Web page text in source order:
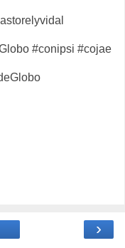
#conipsi #cojae
›